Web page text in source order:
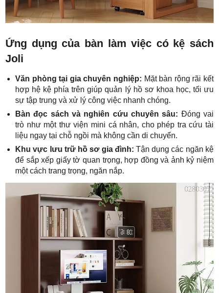
Ứng dụng của bàn làm việc có kệ sách
Joli
Văn phòng tại gia chuyên nghiệp: Mặt bàn rộng rãi kết
hợp hệ kệ phía trên giúp quản lý hồ sơ khoa học, tối ưu
sự tập trung và xử lý công việc nhanh chóng.
Bàn đọc sách và nghiên cứu chuyên sâu: Đóng vai
trò như một thư viện mini cá nhân, cho phép tra cứu tài
liệu ngay tại chỗ ngồi mà không cần di chuyển.
Khu vực lưu trữ hồ sơ gia đình: Tận dụng các ngăn kệ
để sắp xếp giấy tờ quan trọng, hợp đồng và ảnh kỷ niệm
một cách trang trọng, ngăn nắp.